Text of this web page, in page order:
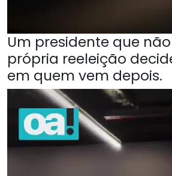
Um presidente que
própria reeleição
em quem vem depois.